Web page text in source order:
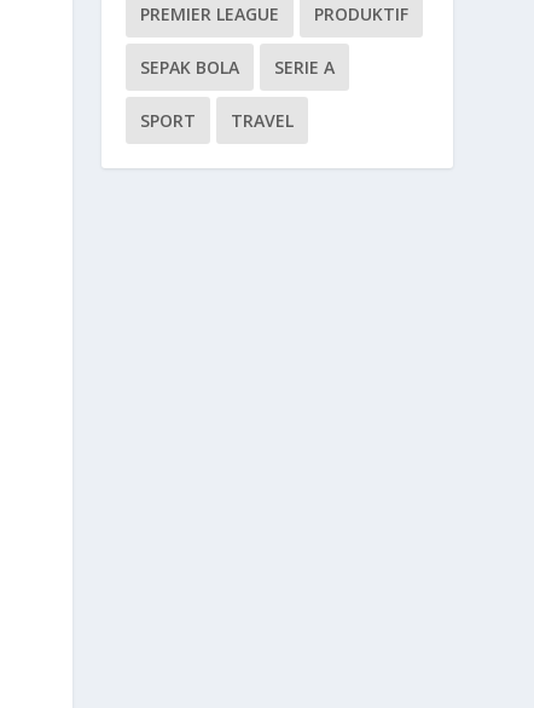
PREMIER LEAGUE PRODUKTIF
SEPAK BOLA SERIE A
SPORT TRAVEL